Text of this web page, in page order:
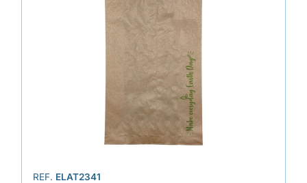
REF. ELAT2341